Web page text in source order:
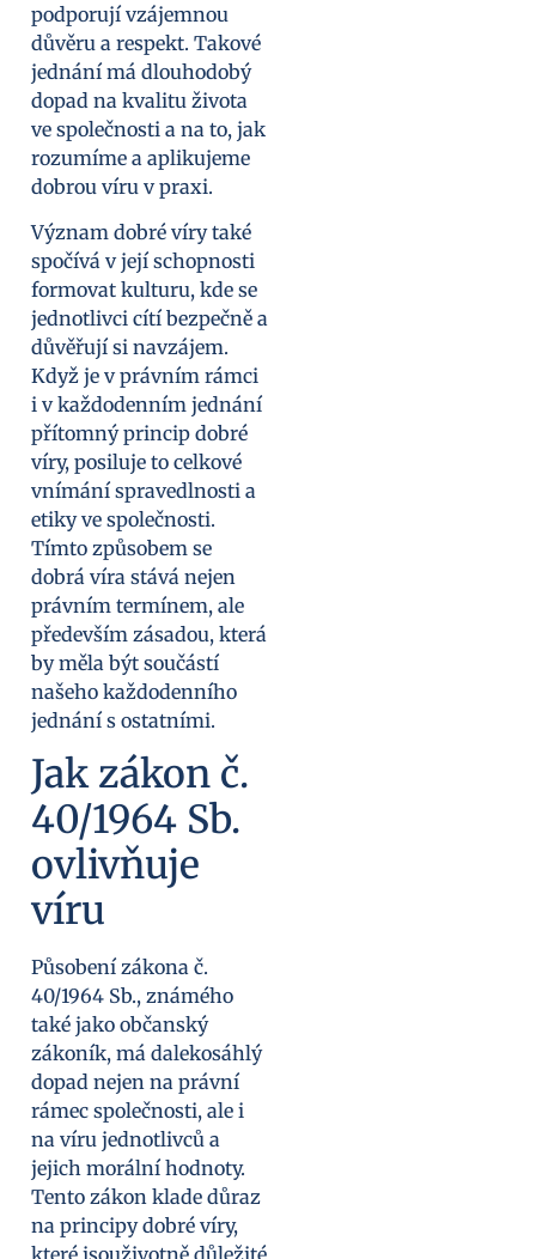
podporují vzájemnou
důvěru a respekt. Takové
jednání má dlouhodobý
dopad na kvalitu života
ve společnosti a na to, jak
rozumíme a aplikujeme
dobrou víru v praxi.
Význam dobré víry také
spočívá v její schopnosti
formovat kulturu, kde se
jednotlivci cítí bezpečně a
důvěřují si navzájem.
Když je v právním rámci
i v každodenním jednání
přítomný princip dobré
víry, posiluje to celkové
vnímání spravedlnosti a
etiky ve společnosti.
Tímto způsobem se
dobrá víra stává nejen
právním termínem, ale
především zásadou, která
by měla být součástí
našeho každodenního
jednání s ostatními.
Jak zákon č.
40/1964 Sb.
ovlivňuje
víru
Působení zákona č.
40/1964 Sb., známého
také jako občanský
zákoník, má dalekosáhlý
dopad nejen na právní
rámec společnosti, ale i
na víru jednotlivců a
jejich morální hodnoty.
Tento zákon klade důraz
na principy dobré víry,